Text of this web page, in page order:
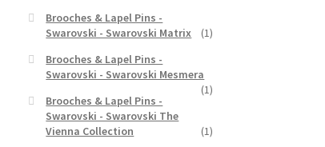
Brooches & Lapel Pins -
Swarovski - Swarovski Matrix
(1)
Brooches & Lapel Pins -
Swarovski - Swarovski Mesmera
(1)
Brooches & Lapel Pins -
Swarovski - Swarovski The
Vienna Collection
(1)